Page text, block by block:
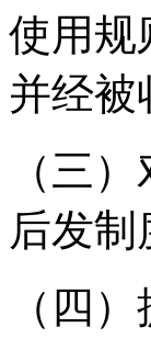
使用规
并经被
（三
后发制
（四